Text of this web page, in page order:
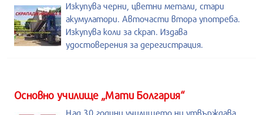
Изкупува черни, цветни метали, стари
акумулатори. Авточасти втора употреба.
Изкупува коли за скрап. Издава
удостоверения за дерегистрация.
Основно училище „Мати Болгария“
Над 30 години училището ни утвърждава